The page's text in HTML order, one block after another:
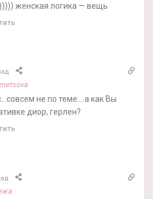
женская логика — вещь
не по теме….а как Вы
диор, герлен?